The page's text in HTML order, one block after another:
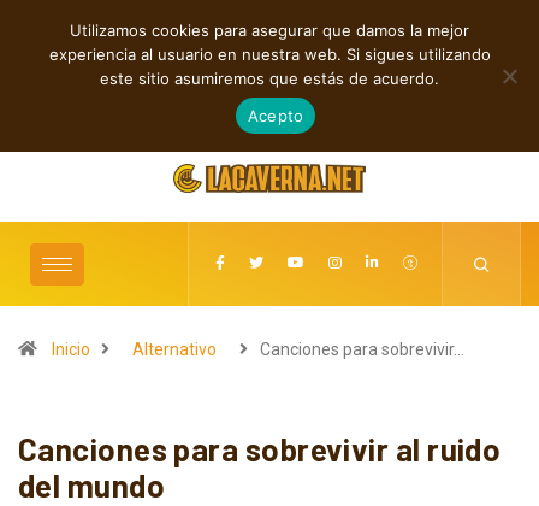
TENDENCIAS
Shaven Primates: Un estallido de Hard Rock contra el control digital
agosto 7, 2026
Inicio Alternativo Canciones para sobrevivir…
Canciones para sobrevivir al ruido
del mundo
Utilizamos cookies para asegurar que damos la mejor
experiencia al usuario en nuestra web. Si sigues utilizando
este sitio asumiremos que estás de acuerdo.
Acepto